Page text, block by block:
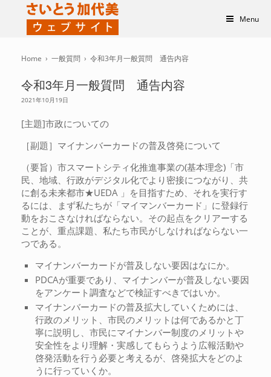
Menu
Home › 一般質問 › 令和3年月一般質問 通告内容
令和3年月一般質問 通告内容
2021年10月19日
[主題]市政についての
［副題］マイナンバーカードの普及啓発について
（要旨）市スマートシティ化推進事業の(基本理念)「市
民、地域、行政がデジタル化でより密接につながり、共
に創る未来都市★UEDA 」を目指すため、それを実行す
るには、まず私たちが「マイマンバーカード」に登録行
動をおこさなければならない。その起点をクリアーする
ことが、重点課題、私たち市民がしなければならない一
つである。
マイナンバーカードが普及しない要因はなにか。
PDCAが重要であり、マイナンバーが普及しない要因
をアンケート調査などで検証すべきではいか。
マイナンバーカードの普及拡大していくためには、
行政のメリット、市民のメリットは何であるかと丁
寧に説明し、市民にマイナンバー制度のメリットや
安全性をより理解・実感してもらうよう広報活動や
啓発活動を行う必要と考えるが、啓発拡大をどのよ
うに行っていくか。